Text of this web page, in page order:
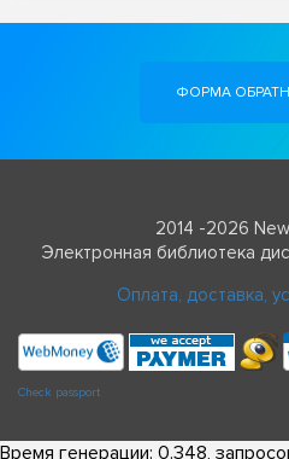
ФОРМА
2014 -2026
Электронная библиотека
Оплата, доставка,
Check passport
Время генерации: 0.348,